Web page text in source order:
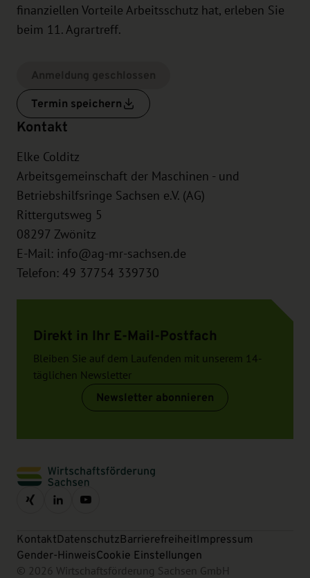
finanziellen Vorteile Arbeitsschutz hat, erleben Sie
beim 11. Agrartreff.
Termin speichern
Kontakt
Elke Colditz
Arbeitsgemeinschaft der Maschinen - und
Betriebshilfsringe Sachsen e.V. (AG)
Rittergutsweg 5
08297 Zwönitz
E-Mail: info@ag-mr-sachsen.de
Telefon: 49 37754 339730
Direkt in Ihr E-Mail-Postfach
Bleiben Sie auf dem Laufenden mit unserem 14-
täglichen Newsletter
Newsletter abonnieren
KontaktDatenschutzBarrierefreiheitImpressum
Gender-HinweisCookie Einstellungen
© 2026 Wirtschaftsförderung Sachsen GmbH